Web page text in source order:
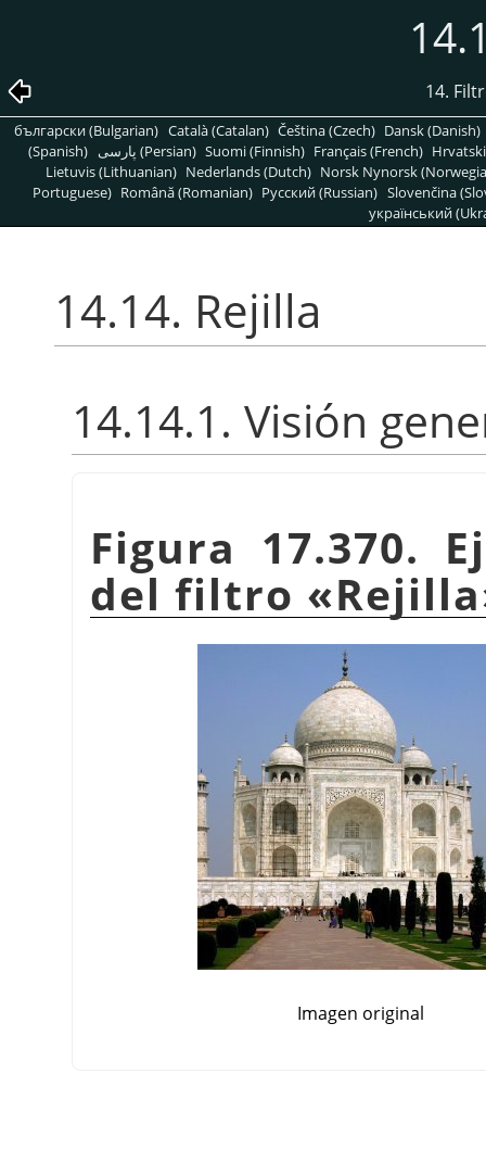
14.
български (Bulgarian) Català (Catalan) Čeština (Czech) Dansk (Danish)
(Spanish)
پارسی (Persian) Suomi (Finnish) Français (French)
Lietuvis (Lithuanian) Nederlands (Dutch) Norsk Nynorsk
Portuguese) Română (Romanian) Pусский (Russian) Slovenčina
український
14.14. Rejilla
14.14.1. Visión
Figura 17.370.
del filtro
Imagen original